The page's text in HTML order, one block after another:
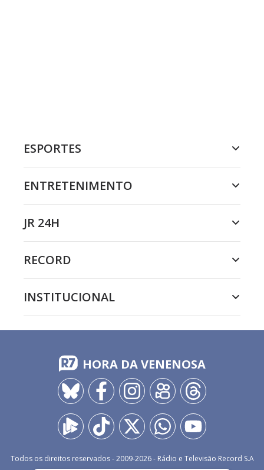
ESPORTES
ENTRETENIMENTO
JR 24H
RECORD
INSTITUCIONAL
HORA DA VENENOSA
Todos os direitos reservados - 2009-2026- Rádio e Televisão Record S.A